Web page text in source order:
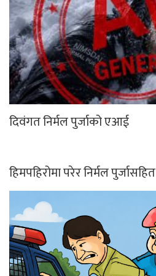
दिवंगत निर्मल पुर्जाको एआई
हिमपहिरोमा परेर निर्मल पुर्जासहित